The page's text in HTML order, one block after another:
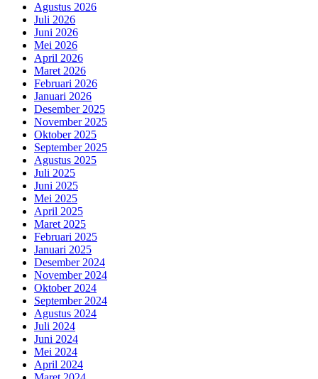
Agustus 2026
Juli 2026
Juni 2026
Mei 2026
April 2026
Maret 2026
Februari 2026
Januari 2026
Desember 2025
November 2025
Oktober 2025
September 2025
Agustus 2025
Juli 2025
Juni 2025
Mei 2025
April 2025
Maret 2025
Februari 2025
Januari 2025
Desember 2024
November 2024
Oktober 2024
September 2024
Agustus 2024
Juli 2024
Juni 2024
Mei 2024
April 2024